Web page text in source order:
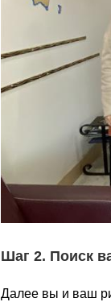
Шаг 2. Поиск
Далее вы и ваш